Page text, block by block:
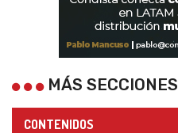
MÁS SECCIONES
CONTENIDOS